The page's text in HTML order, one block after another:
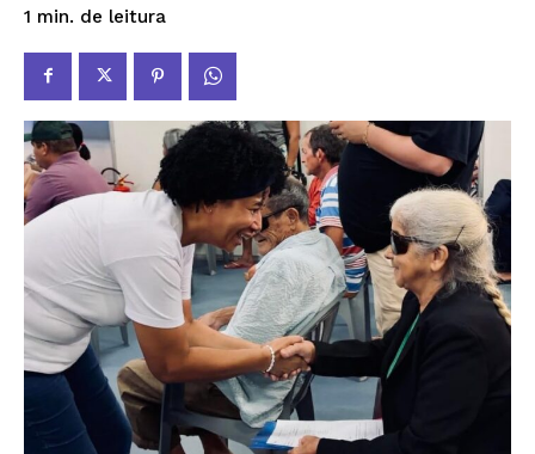
1 min. de leitura